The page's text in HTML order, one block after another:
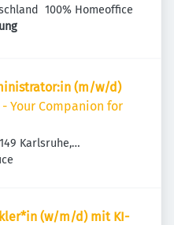
100% Homeoffice
(m/w/d)
- Your Companion for
Karlsruhe,
(w/m/d) mit KI-